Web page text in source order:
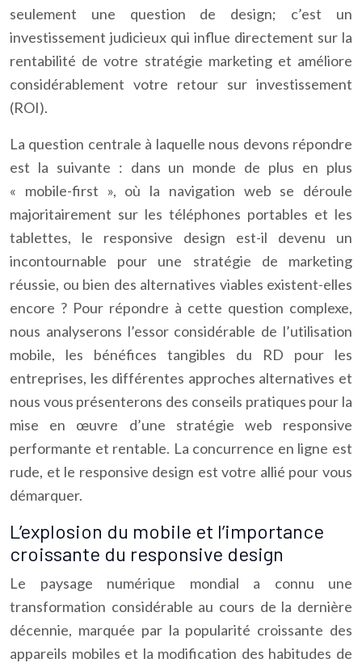
seulement une question de design; c’est un
investissement judicieux qui influe directement sur la
rentabilité de votre stratégie marketing et améliore
considérablement votre retour sur investissement
(ROI).
La question centrale à laquelle nous devons répondre
est la suivante : dans un monde de plus en plus
« mobile-first », où la navigation web se déroule
majoritairement sur les téléphones portables et les
tablettes, le responsive design est-il devenu un
incontournable pour une stratégie de marketing
réussie, ou bien des alternatives viables existent-elles
encore ? Pour répondre à cette question complexe,
nous analyserons l’essor considérable de l’utilisation
mobile, les bénéfices tangibles du RD pour les
entreprises, les différentes approches alternatives et
nous vous présenterons des conseils pratiques pour la
mise en œuvre d’une stratégie web responsive
performante et rentable. La concurrence en ligne est
rude, et le responsive design est votre allié pour vous
démarquer.
L’explosion du mobile et l’importance
croissante du responsive design
Le paysage numérique mondial a connu une
transformation considérable au cours de la dernière
décennie, marquée par la popularité croissante des
appareils mobiles et la modification des habitudes de